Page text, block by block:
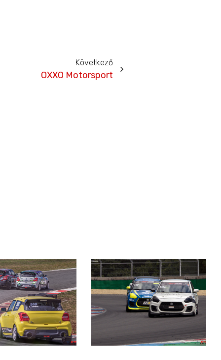
Következő
OXXO Motorsport